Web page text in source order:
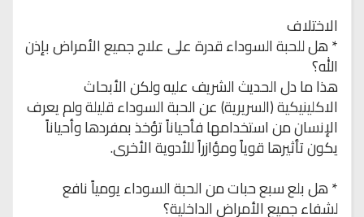
الاختلاف
* هل للحبة السوداء قدرة على علاج جميع الأمراض بإذن
الله؟
هذا ما دل الحديث الشريف عليه ولكن الأبحاث
الاكلينيكية (السريرية) عن الحبة السوداء قليلة ولم يعرف
الإنسان من استخدامها فأحياناً تؤخذ بمفردها وأحياناً
يكون تأثيرها قوياً ومؤازراً للأدوية الأخرى.
* هل بلع سبع حبات من الحبة السوداء يومياً نافع
لشفاء جميع الأمراض الداخلية؟